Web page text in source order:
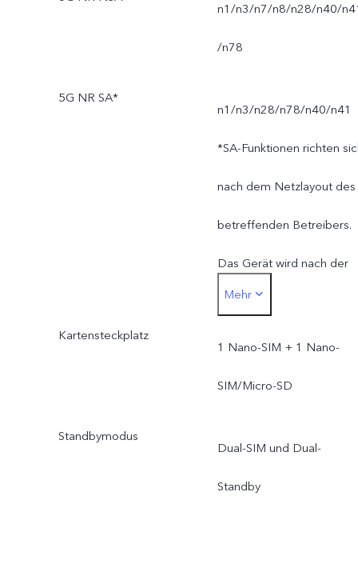
n1/n3/n7/n8/n28/n40/
/n78
5G NR SA*
n1/n3/n28/n78/n40/n41
*SA-Funktionen richten
nach dem Netzlayout des
betreffenden Betreibers.
Das Gerät wird nach der
offiziellen Markteinführung
per OTA-Upgrade auf den
neuesten Stand gebracht.
Mehr
Kartensteckplatz
1 Nano-SIM + 1 Nano-
SIM/Micro-SD
Standbymodus
Dual-SIM und Dual-
Standby